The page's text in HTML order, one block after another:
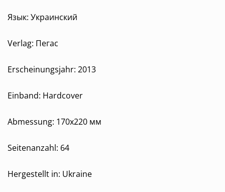
Язык: Украинский
Verlag: Пегас
Erscheinungsjahr: 2013
Einband: Hardcover
Abmessung: 170х220 мм
Seitenanzahl: 64
Hergestellt in: Ukraine